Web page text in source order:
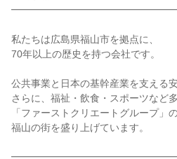
私たちは広島県福山市を拠点に、
70年以上の歴史を持つ会社です。
公共事業と日本の基幹産業を支える
さらに、福祉・飲食・スポーツなど
「ファーストクリエートグループ」
福山の街を盛り上げています。